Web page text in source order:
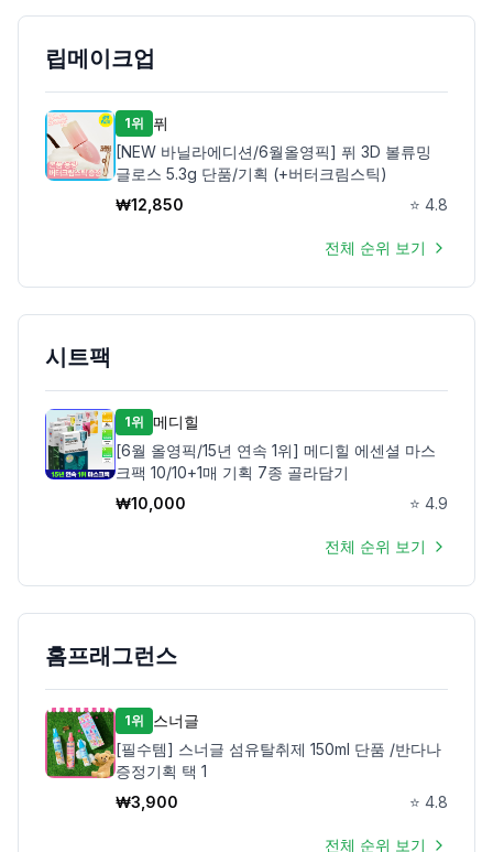
립메이크업
1위
퓌
[NEW 바닐라에디션/6월올영픽] 퓌 3D 볼류밍
글로스 5.3g 단품/기획 (+버터크림스틱)
₩12,850 ⭐ 4.8
전체 순위 보기
시트팩
1위 메디힐
[6월 올영픽/15년 연속 1위] 메디힐 에센셜 마스
크팩 10/10+1매 기획 7종 골라담기
₩10,000 ⭐ 4.9
전체 순위 보기
홈프래그런스
1위
스너글
[필수템] 스너글 섬유탈취제 150ml 단품 /반다나
증정기획 택 1
₩3,900 ⭐ 4.8
전체 순위 보기